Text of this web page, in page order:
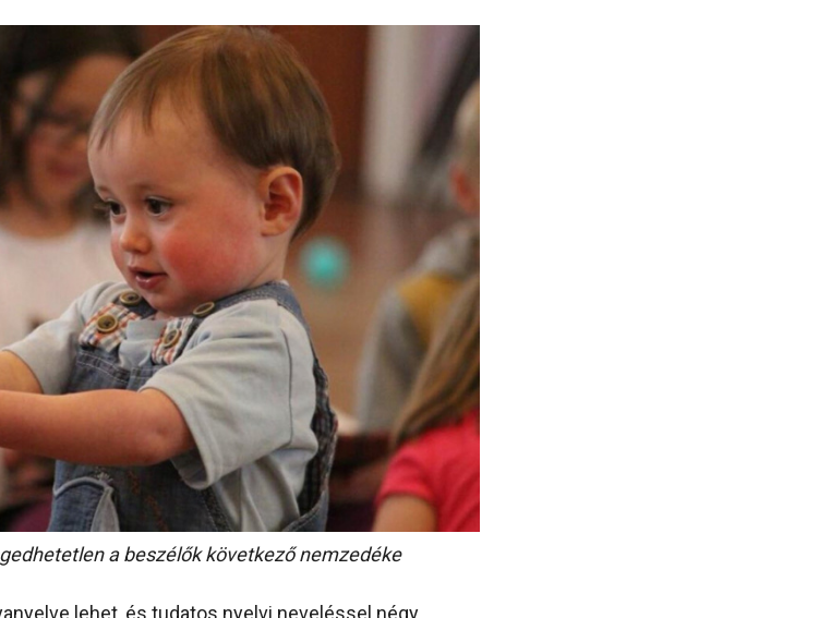
a beszélők következő nemzedéke
lehet, és tudatos nyelvi neveléssel négy